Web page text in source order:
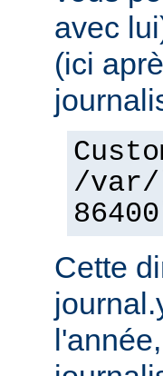
avec
(ici
/var/
Cette